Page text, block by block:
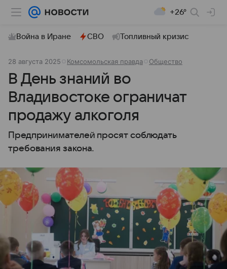
+26°
Война в Иране СВО Топливный кризис
28 августа 2025 Комсомольская правда Общество
В День знаний во
Владивостоке ограничат
продажу алкоголя
Предпринимателей просят соблюдать
требования закона.